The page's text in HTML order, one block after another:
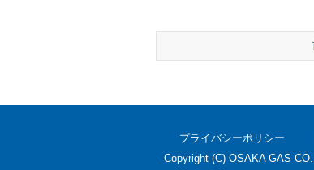
プライバシーポリシー
Copyright (C) OSAKA GAS